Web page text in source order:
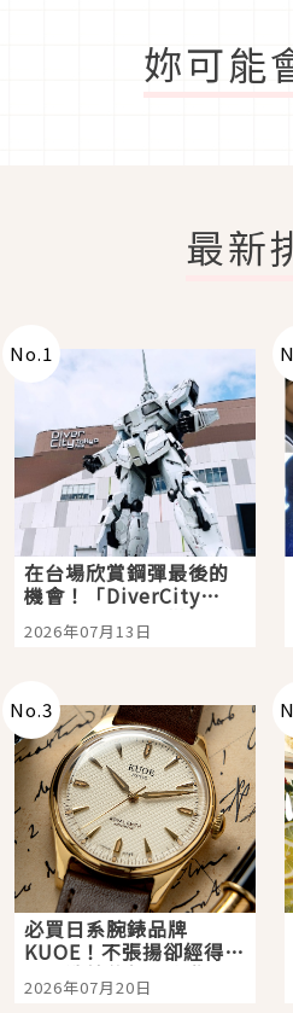
妳可能
最新
No.1
在台場欣賞鋼彈最後的
機會！「DiverCity
Tokyo Plaza」搭船、
購物、美食及夜景，一
2026年07月13日
No.3
必買日系腕錶品牌
KUOE！不張揚卻經得起
時間洗鍊的經典之作五
選
2026年07月20日